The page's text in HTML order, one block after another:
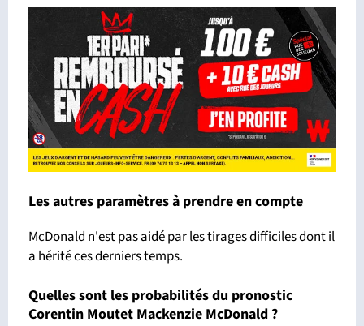
Les autres paramètres à prendre en compte
McDonald n'est pas aidé par les tirages difficiles dont il
a hérité ces derniers temps.
Quelles sont les probabilités du pronostic
Corentin Moutet Mackenzie McDonald ?